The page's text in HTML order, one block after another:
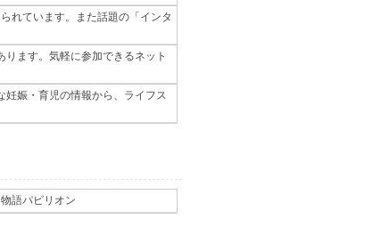
れています。また話題の「インタ
ます。気軽に参加できるネット
妊娠・育児の情報から、ライフス
語パビリオン